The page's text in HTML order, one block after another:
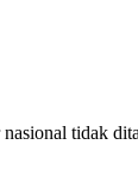
tidak